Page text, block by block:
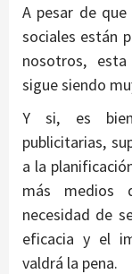
A pesar de
sociales están
nosotros,
sigue siendo
Y si, es
publicitarias,
a la
más medios
necesidad de
eficacia y el
valdrá la pena.